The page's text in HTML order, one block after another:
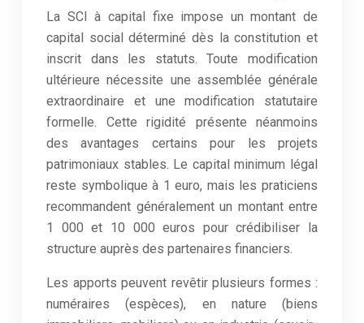
La SCI à capital fixe impose un montant de
capital social déterminé dès la constitution et
inscrit dans les statuts. Toute modification
ultérieure nécessite une assemblée générale
extraordinaire et une modification statutaire
formelle. Cette rigidité présente néanmoins
des avantages certains pour les projets
patrimoniaux stables. Le capital minimum légal
reste symbolique à 1 euro, mais les praticiens
recommandent généralement un montant entre
1 000 et 10 000 euros pour crédibiliser la
structure auprès des partenaires financiers.
Les apports peuvent revêtir plusieurs formes :
numéraires (espèces), en nature (biens